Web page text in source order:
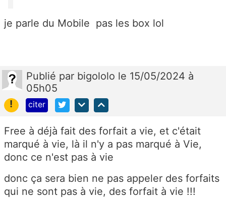
je parle du Mobile pas les box lol
Publié par bigololo le 15/05/2024 à
05h05
!
citer
Free à déjà fait des forfait a vie, et c'était
marqué à vie, là il n'y a pas marqué à Vie,
donc ce n'est pas à vie
donc ça sera bien ne pas appeler des forfaits
qui ne sont pas à vie, des forfait à vie !!!